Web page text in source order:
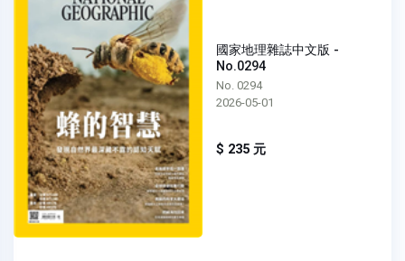
國家地理雜誌中文版 -
No.0294
No. 0294
2026-05-01
$ 235 元